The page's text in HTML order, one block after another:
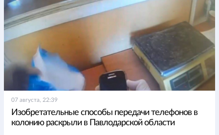
07 августа, 22:39
Изобретательные способы передачи телефонов в
колонию раскрыли в Павлодарской области